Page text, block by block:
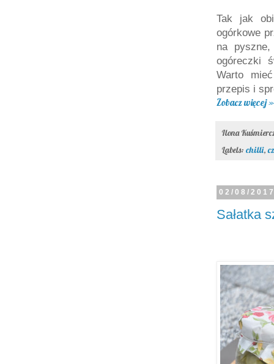
Tak jak
ogórkowe
na
ogóreczki
Warto
przepis i
Zobacz więcej »
Ilona
Labels: chilli,
02/08/
Sałatka